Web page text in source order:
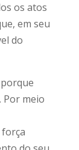
os atos
em seu
do
Por meio